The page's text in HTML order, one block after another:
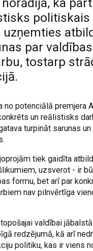
ka
politiskais
uzņemties
par valdības
tostarp
no potenciālā premjera
un reālistisks
turpināt sarunas
tiek gaidīta
uzsverot - ir
formu, bet arī par
nav pilnvērtīga
valdībai
redzējumā, kā arī
politiku, kas ir viens